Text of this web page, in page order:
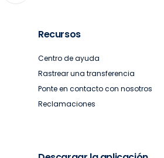
Recursos
Centro de ayuda
Rastrear una transferencia
Ponte en contacto con nosotros
Reclamaciones